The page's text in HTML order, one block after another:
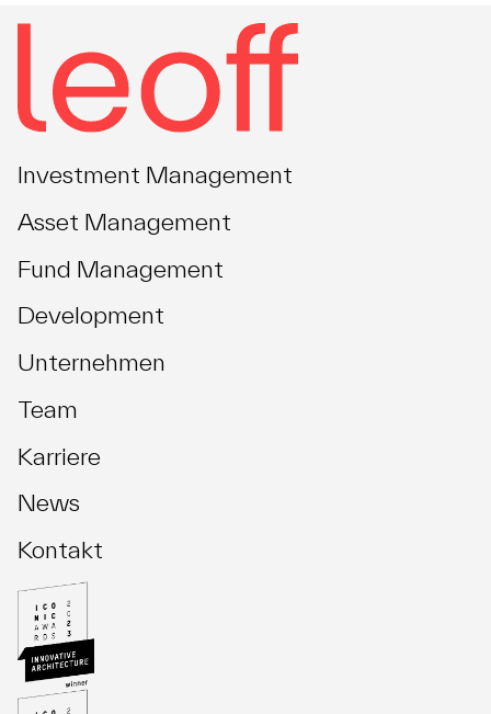
Investment Management
Asset Management
Investment Management
Asset Management
Fund Management
Development
Unternehmen
Team
Karriere
News
Kontakt